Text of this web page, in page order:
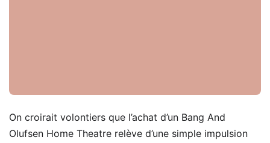
On croirait volontiers que l’achat d’un Bang And
Olufsen Home Theatre relève d’une simple impulsion